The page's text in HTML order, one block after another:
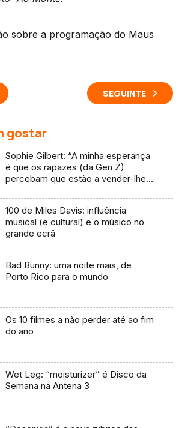
sobre a programação do Maus
SEGUINTE
gostar
Sophie Gilbert: “A minha esperança
é que os rapazes (da Gen Z)
percebam que estão a vender-lhes
100 de Miles Davis: influência
musical (e cultural) e o músico no
grande ecrã
Bad Bunny: uma noite mais, de
Porto Rico para o mundo
Os 10 filmes a não perder até ao fim
do ano
Wet Leg: “moisturizer” é Disco da
Semana na Antena 3